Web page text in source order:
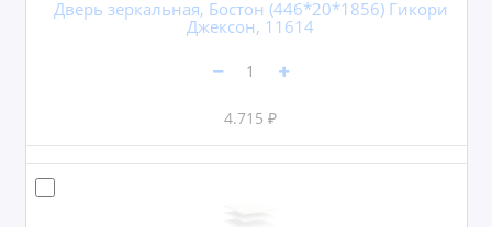
Дверь зеркальная, Бостон (446*20*1856) Гикори
Джексон, 11614
4.715 ₽